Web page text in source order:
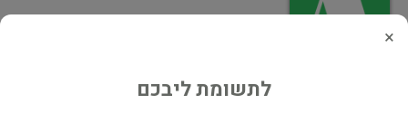
×
לתשומת ליבכם